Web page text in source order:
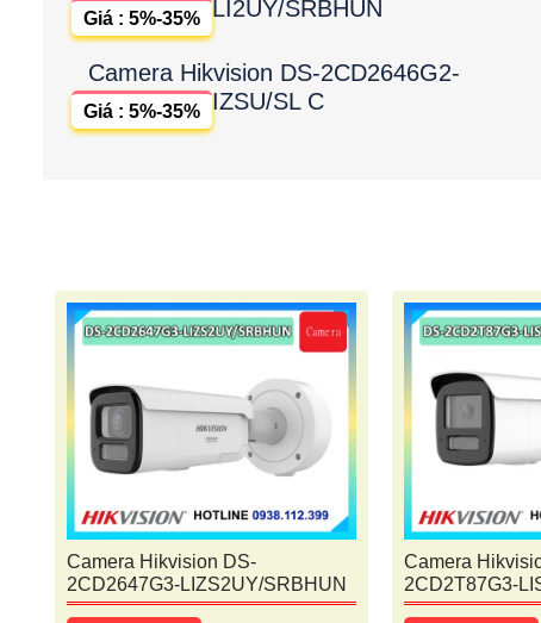
LI2UY/SRBHUN
Giá : 5%-35%
Camera Hikvision DS-2CD2646G2-
IZSU/SL C
Giá : 5%-35%
Camera Hikvision DS-
2CD2647G3-LIZS2UY/SRBHUN
Camera
2CD2T87G3-